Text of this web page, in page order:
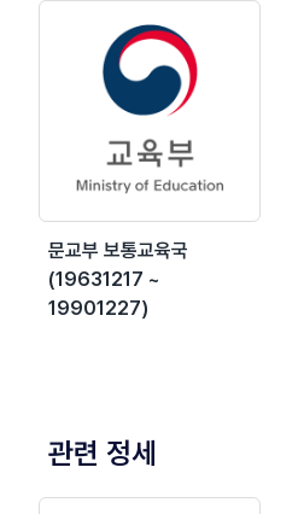
문교부 보통교육국
(19631217 ~
19901227)
관련 정세